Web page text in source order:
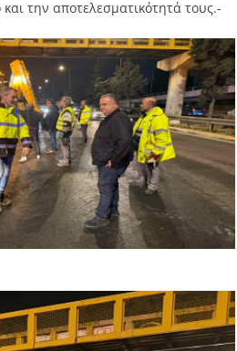
την αποτελεσματικότητά τους.-